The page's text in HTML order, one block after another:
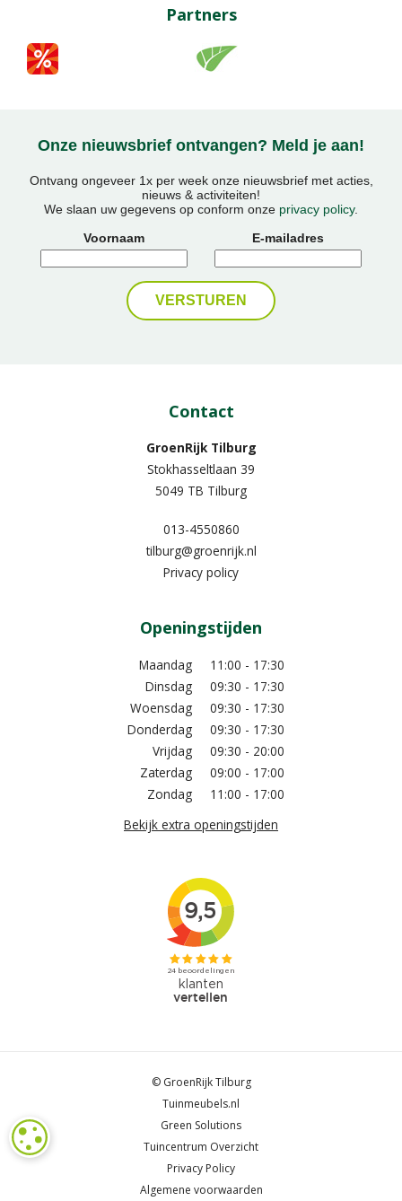
Partners
Onze nieuwsbrief ontvangen? Meld je aan!
Ontvang ongeveer 1x per week onze nieuwsbrief met acties,
nieuws & activiteiten!
We slaan uw gegevens op conform onze privacy policy.
Voornaam
E-mailadres
Contact
GroenRijk Tilburg
Stokhasseltlaan 39
5049 TB Tilburg
013-4550860
tilburg@groenrijk.nl
Privacy policy
Openingstijden
Maandag
11:00 - 17:30
Dinsdag
09:30 - 17:30
Woensdag
09:30 - 17:30
Donderdag
09:30 - 17:30
Vrijdag
09:30 - 20:00
Zaterdag
09:00 - 17:00
Zondag
11:00 - 17:00
Bekijk extra openingstijden
© GroenRijk Tilburg
Tuinmeubels.nl
Green Solutions
Tuincentrum Overzicht
Privacy Policy
Algemene voorwaarden
COOKIE-INSTELLINGEN